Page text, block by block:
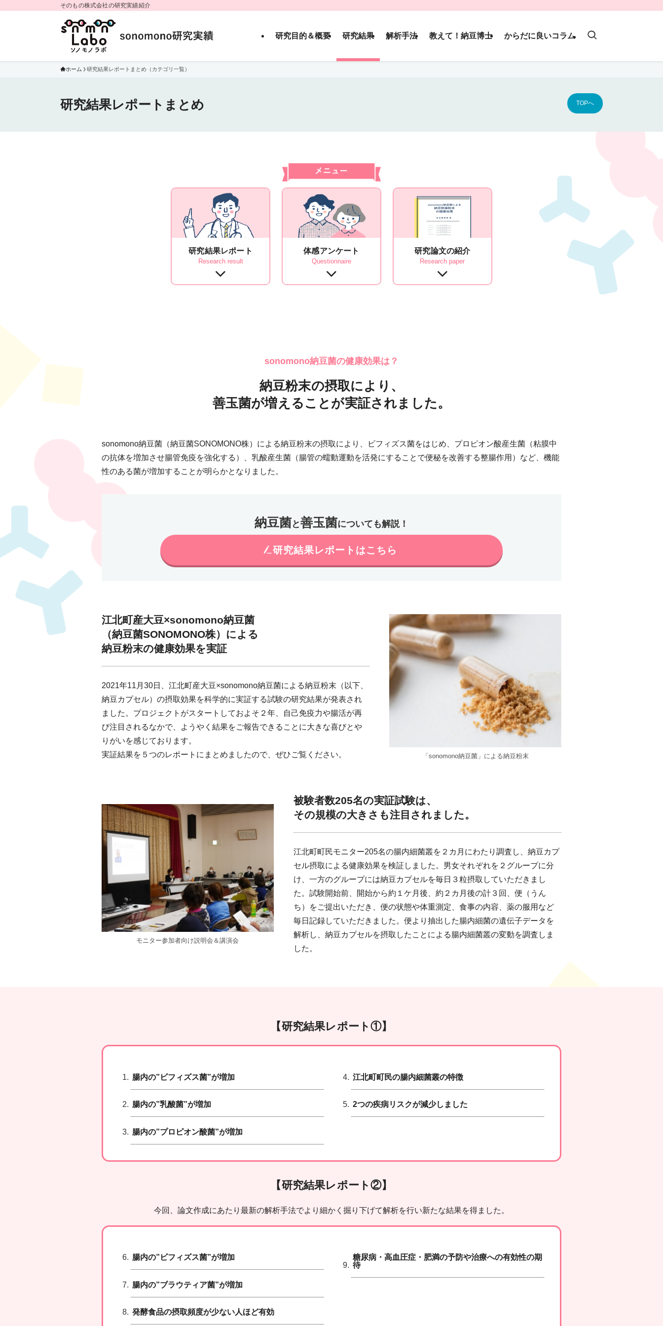
そのもの株式会社の研究実績紹介
研究目的＆概要 研究結果 解析手法 教えて！納豆博士 からだに良いコラム
ホーム 研究結果レポートまとめ（カテゴリ一覧）
研究結果レポートまとめ TOPへ
研究結果レポート
Research result
体感アンケート
Questionnaire
研究論文の紹介
Research paper
sonomono納豆菌の健康効果は？
納豆粉末の摂取により、
善玉菌が増えることが実証されました。
sonomono納豆菌（納豆菌SONOMONO株）による納豆粉末の摂取により、ビフィズス菌をはじめ、プロピオン酸産生菌（粘膜中
の抗体を増加させ腸管免疫を強化する）、乳酸産生菌（腸管の蠕動運動を活発にすることで便秘を改善する整腸作用）など、機能
性のある菌が増加することが明らかとなりました。
納豆菌と善玉菌についても解説！
研究結果レポート はこちら
江北町産大豆×sonomono納豆菌
（納豆菌SONOMONO株）による
納豆粉末の健康効果を実証
2021年11月30日、江北町産大豆×sonomono納豆菌による納豆粉末（以下、
納豆カプセル）の摂取効果を科学的に実証する試験の研究結果が発表され
ました。プロジェクトがスタートしておよそ２年、自己免疫力や腸活が再
び注目されるなかで、ようやく結果をご報告できることに大きな喜びとや
りがいを感じております。
実証結果を５つのレポートにまとめましたので、ぜひご覧ください。
「sonomono納豆菌」による納豆粉末
モニター参加者向け説明会＆講演会
被験者数205名の実証試験は、
その規模の大きさも注目されました。
江北町町民モニター205名の腸内細菌叢を２カ月にわたり調査し、納豆カプ
セル摂取による健康効果を検証しました。男女それぞれを２グループに分
け、一方のグループには納豆カプセルを毎日３粒摂取していただきまし
た。試験開始前、開始から約１ケ月後、約２カ月後の計３回、便（うん
ち）をご提出いただき、便の状態や体重測定、食事の内容、薬の服用など
毎日記録していただきました。便より抽出した腸内細菌の遺伝子データを
解析し、納豆カプセルを摂取したことによる腸内細菌叢の変動を調査しま
した。
【研究結果レポート①】
腸内の”ビフィズス菌”が増加
腸内の”乳酸菌”が増加
腸内の”プロピオン酸菌”が増加
江北町町民の腸内細菌叢の特徴
2つの疾病リスクが減少しました
【研究結果レポート②】
今回、論文作成にあたり最新の解析手法でより細かく掘り下げて解析を行い新たな結果を得ました。
腸内の”ビフィズス菌”が増加
腸内の”ブラウティア菌”が増加
発酵食品の摂取頻度が少ない人ほど有効
糖尿病・高血圧症・肥満の予防や治療への有効性の期
待